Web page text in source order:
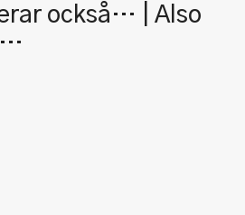
också… | Also